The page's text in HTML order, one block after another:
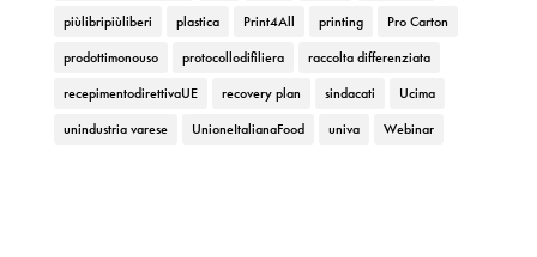
piùlibripiùliberi
plastica Print4All printing
Pro Carton
prodottimonouso
protocollodifiliera
raccolta differenziata
recepimentodirettivaUE
recovery plan sindacati
Ucima
unindustria varese
UnioneItalianaFood univa Webinar